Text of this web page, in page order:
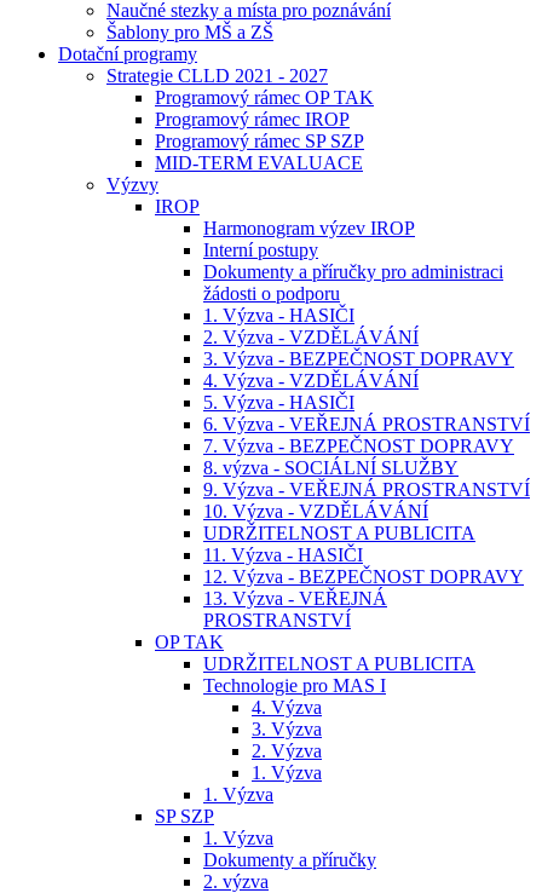
Naučné stezky a místa pro poznávání
Šablony pro MŠ a ZŠ
Dotační programy
Strategie CLLD 2021 - 2027
Programový rámec OP TAK
Programový rámec IROP
Programový rámec SP SZP
MID-TERM EVALUACE
Výzvy
IROP
Harmonogram výzev IROP
Interní postupy
Dokumenty a příručky pro administraci
žádosti o podporu
1. Výzva - HASIČI
2. Výzva - VZDĚLÁVÁNÍ
3. Výzva - BEZPEČNOST DOPRAVY
4. Výzva - VZDĚLÁVÁNÍ
5. Výzva - HASIČI
6. Výzva - VEŘEJNÁ PROSTRANSTVÍ
7. Výzva - BEZPEČNOST DOPRAVY
8. výzva - SOCIÁLNÍ SLUŽBY
9. Výzva - VEŘEJNÁ PROSTRANSTVÍ
10. Výzva - VZDĚLÁVÁNÍ
UDRŽITELNOST A PUBLICITA
11. Výzva - HASIČI
12. Výzva - BEZPEČNOST DOPRAVY
13. Výzva - VEŘEJNÁ
PROSTRANSTVÍ
OP TAK
UDRŽITELNOST A PUBLICITA
Technologie pro MAS I
4. Výzva
3. Výzva
2. Výzva
1. Výzva
1. Výzva
SP SZP
1. Výzva
Dokumenty a příručky
2. výzva